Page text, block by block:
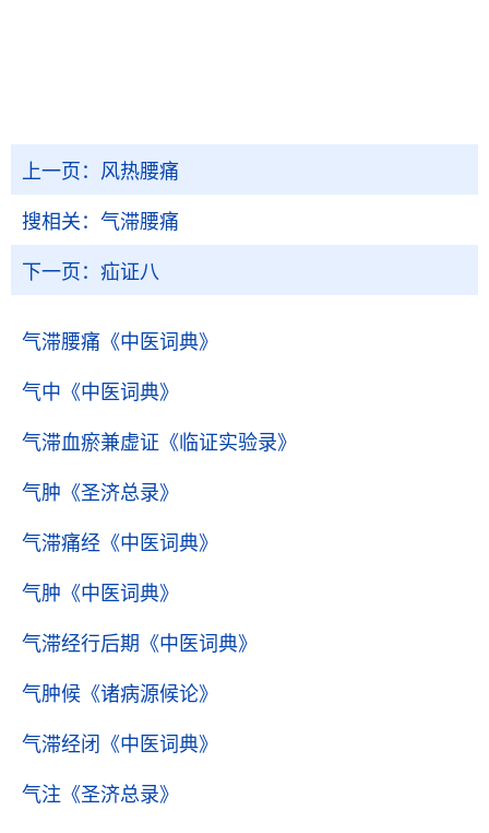
上一页： 风热腰痛
搜相关： 气滞腰痛
下一页： 疝证八
气滞腰痛 《中医词典》
气中 《中医词典》
气滞血瘀兼虚证 《临证实验录》
气肿 《圣济总录》
气滞痛经 《中医词典》
气肿 《中医词典》
气滞经行后期 《中医词典》
气肿候 《诸病源候论》
气滞经闭 《中医词典》
气注 《圣济总录》